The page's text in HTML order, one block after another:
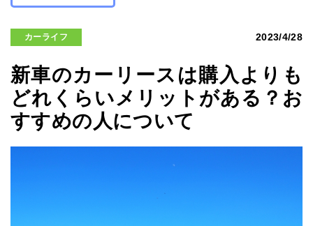
カーライフ 2023/4/28
新車のカーリースは購入よりも
どれくらいメリットがある？お
すすめの人について